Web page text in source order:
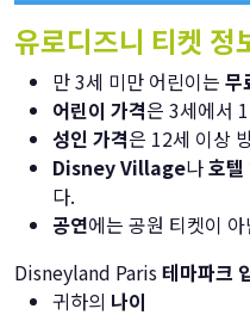
유로디즈니 티켓 정
만 3세 미만 어린이는 무
어린이 가격은 3세에서
성인 가격은 12세 이상
Disney Village나호텔
다.
공연에는 공원 티켓이
Disneyland Paris 테마파크
귀하의 나이